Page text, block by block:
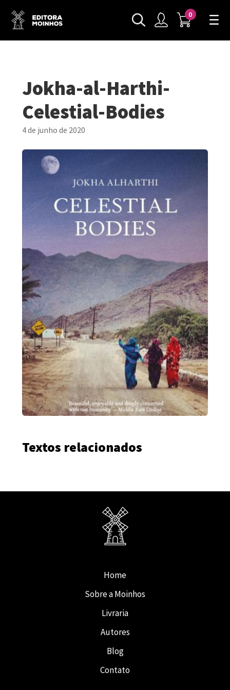
0
Jokha-al-Harthi-
Celestial-Bodies
4 de junho de 2020
Textos relacionados
Home
Sobre a Moinhos
Livraria
Autores
Blog
Contato